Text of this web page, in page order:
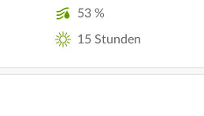
53 %
15 Stunden